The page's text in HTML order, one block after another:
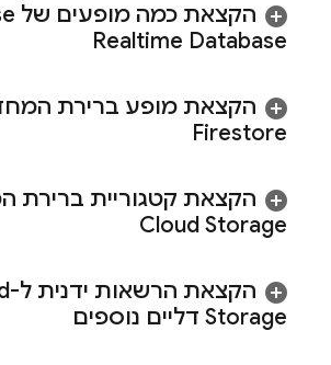
הקצאת כמה מופעים של
Realtime Database
הקצאת מופע ברירת
Firestore
הקצאת קטגוריית ברירת
Cloud Storage
הקצאת הרשאות ידנית ל-
Storage דליים נוספים